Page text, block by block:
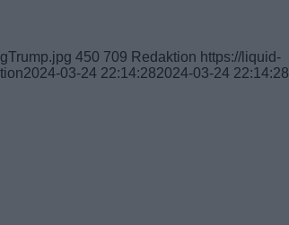
450 709 Redaktion https://liquid-
2024-03-24 22:14:282024-03-24 22:14:28